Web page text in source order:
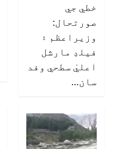
خطي جي
صورتحال:
وزيراعظم ۽
فيلڊ مارشل
اعليٰ سطحي وفد
سان…